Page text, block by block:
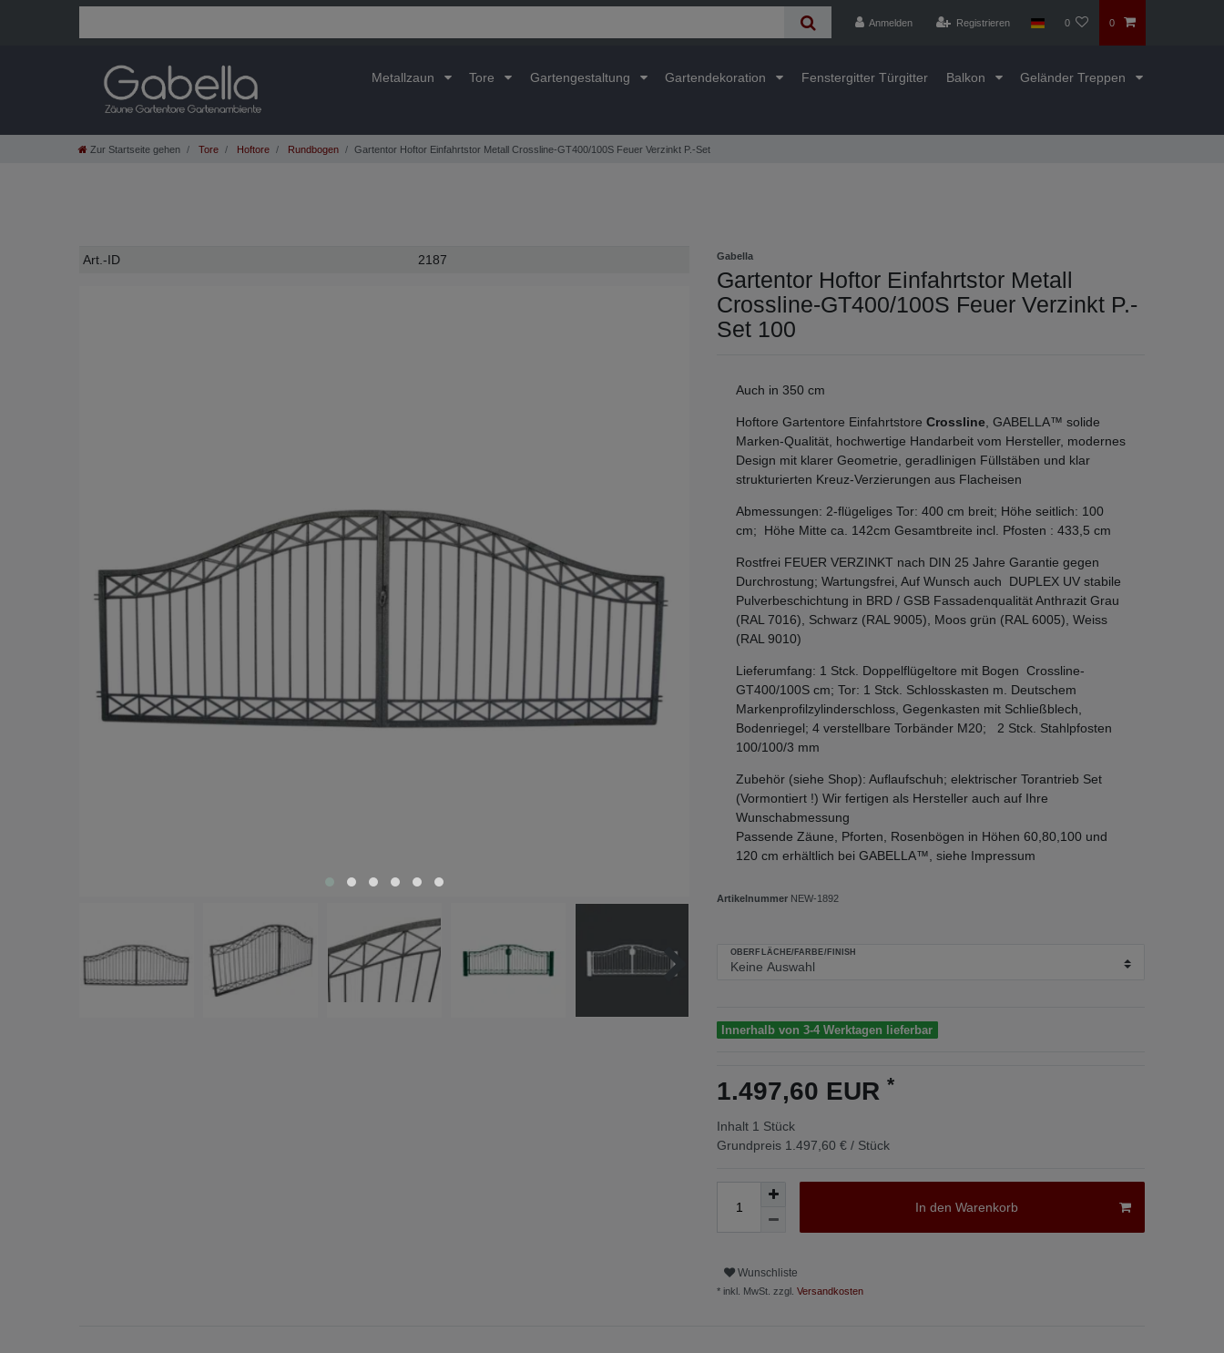
Anmelden Registrieren 0 0
Metallzaun Tore Gartengestaltung Gartendekoration Fenstergitter Türgitter Balkon Geländer Treppen
Zur Startseite gehen Tore Hoftore Rundbogen Gartentor Hoftor Einfahrtstor Metall Crossline-GT400/100S Feuer Verzinkt P.-Set
Technisches
Wert
Art.-ID 2187 Gabella
Gartentor Hoftor Einfahrtstor Metall
Crossline-GT400/100S Feuer Verzinkt P.-
Set 100
Auch in 350 cm
Hoftore Gartentore Einfahrtstore Crossline , GABELLA™ solide
Marken-Qualität, hochwertige Handarbeit vom Hersteller, modernes
Design mit klarer Geometrie, geradlinigen Füllstäben und klar
strukturierten Kreuz-Verzierungen aus Flacheisen
Abmessungen: 2-flügeliges Tor: 400 cm breit; Höhe seitlich: 100
cm; Höhe Mitte ca. 142cm Gesamtbreite incl. Pfosten : 433,5 cm
Rostfrei FEUER VERZINKT nach DIN 25 Jahre Garantie gegen
Durchrostung; Wartungsfrei, Auf Wunsch auch DUPLEX UV stabile
Pulverbeschichtung in BRD / GSB Fassadenqualität Anthrazit Grau
(RAL 7016), Schwarz (RAL 9005), Moos grün (RAL 6005), Weiss
(RAL 9010)
Lieferumfang: 1 Stck. Doppelflügeltore mit Bogen Crossline-
GT400/100S cm; Tor: 1 Stck. Schlosskasten m. Deutschem
Markenprofilzylinderschloss, Gegenkasten mit Schließblech,
Bodenriegel; 4 verstellbare Torbänder M20; 2 Stck. Stahlpfosten
100/100/3 mm
Zubehör (siehe Shop): Auflaufschuh; elektrischer Torantrieb Set
(Vormontiert !) Wir fertigen als Hersteller auch auf Ihre
Wunschabmessung
Passende Zäune, Pforten, Rosenbögen in Höhen 60,80,100 und
120 cm erhältlich bei GABELLA™, siehe Impressum
Artikelnummer NEW-1892
OBERFLÄCHE/FARBE/FINISH
Innerhalb von 3-4 Werktagen lieferbar
1.497,60 EUR *
Inhalt 1 Stück
Grundpreis 1.497,60 € / Stück
In den Warenkorb
Wunschliste
* inkl. MwSt. zzgl. Versandkosten